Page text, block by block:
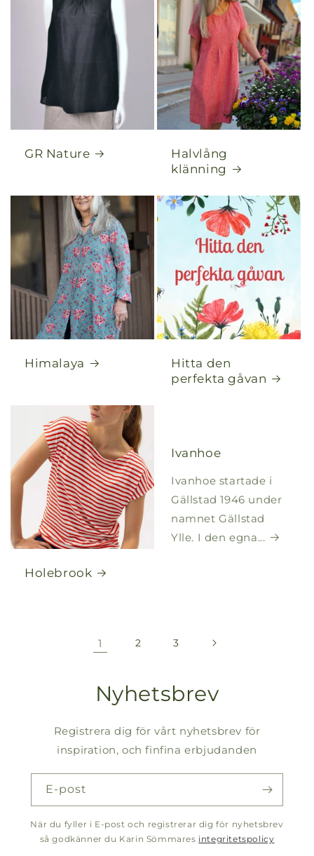
GR Nature
Halvlång
klänning
Himalaya
Hitta den
perfekta gåvan
Holebrook
Ivanhoe
Ivanhoe startade i
Gällstad 1946 under
namnet Gällstad
Ylle. I den egna...
1 2 3
Nyhetsbrev
Registrera dig för vårt nyhetsbrev för
inspiration, och finfina erbjudanden
E-post
När du fyller i E-post och registrerar dig för nyhetsbrev
så godkänner du Karin Sömmares integritetspolicy